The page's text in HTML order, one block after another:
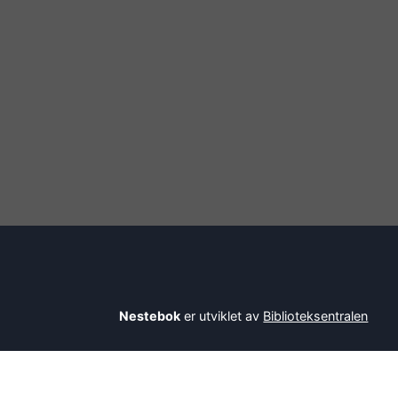
Nestebok er utviklet av Biblioteksentralen